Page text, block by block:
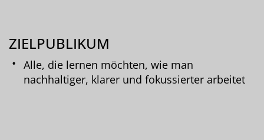
ZIELPUBLIKUM
Alle, die lernen möchten, wie man
nachhaltiger, klarer und fokussierter arbeitet